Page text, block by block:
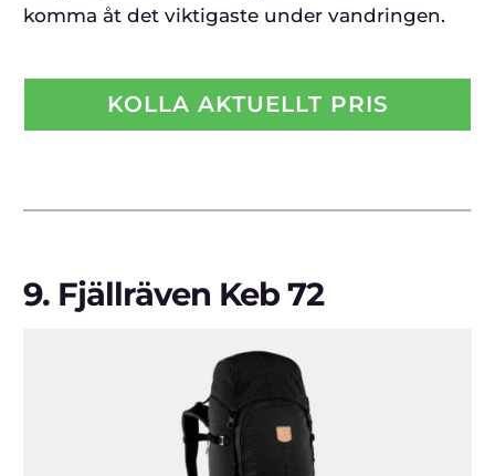
komma åt det viktigaste under vandringen.
KOLLA AKTUELLT PRIS
9. Fjällräven Keb 72